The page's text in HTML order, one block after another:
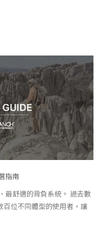
指南
最舒適的背負系統。 過去數
位不同體型的使用者，讓